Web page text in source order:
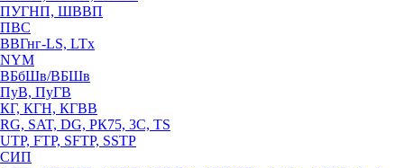
ПУГНП, ШВВП
ПВС
ВВГнг-LS, LTx
NYM
ВБбШв/ВБШв
ПуВ, ПуГВ
КГ, КГН, КГВВ
RG, SAT, DG, РК75, 3С, TS
UTP, FTP, SFTP, SSTP
СИП